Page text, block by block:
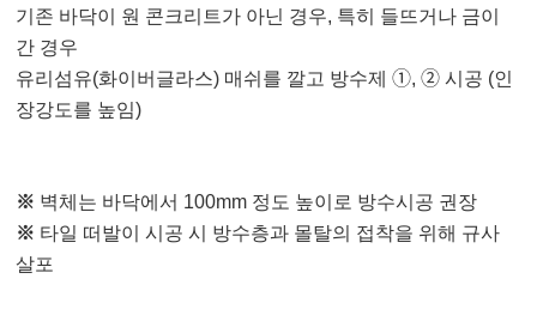
기존 바닥이 원 콘크리트가 아닌 경우, 특히 들뜨거나 금이
간 경우
유리섬유(화이버글라스) 매쉬를 깔고 방수제➀,➁시공 (인
장강도를 높임)
※ 벽체는 바닥에서 100mm 정도 높이로 방수시공 권장
※ 타일 떠발이 시공 시 방수층과 몰탈의 접착을 위해 규사
살포